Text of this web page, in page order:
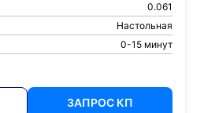
0.061
Настольная
0-15 минут
ЗАПРОС КП